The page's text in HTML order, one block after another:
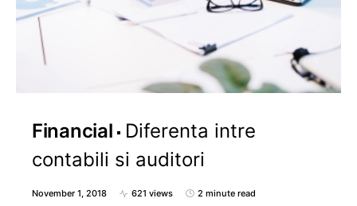
Financial
Diferenta intre
contabili si auditori
November 1, 2018 621 views 2 minute read